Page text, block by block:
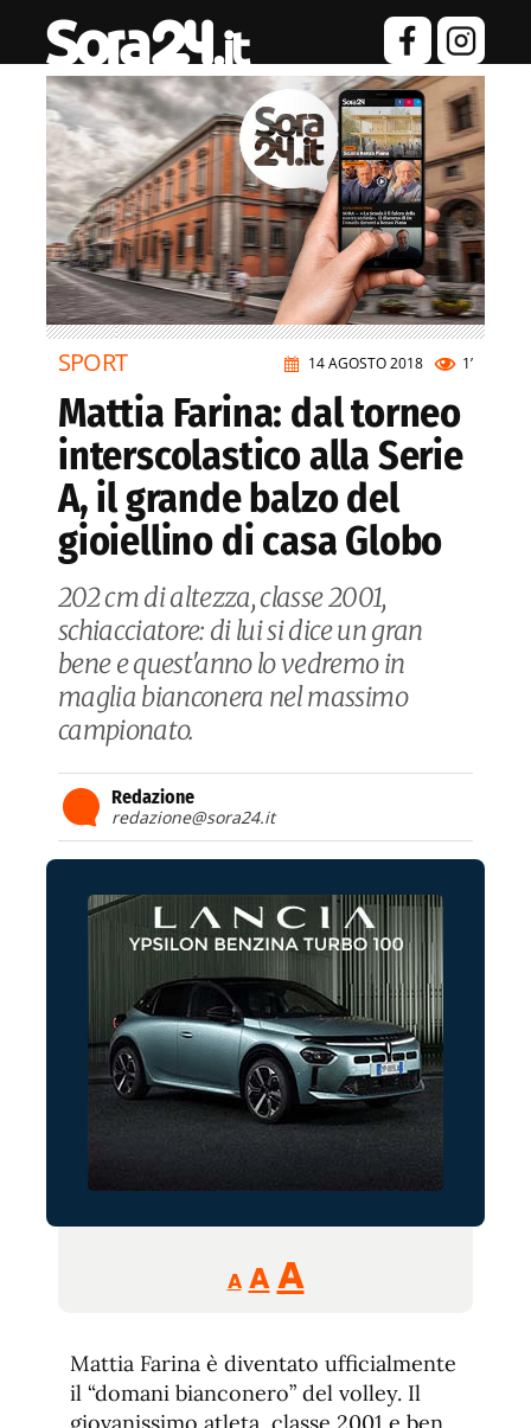
14 AGOSTO 2018 1’
SPORT
Mattia Farina: dal torneo
interscolastico alla Serie
A, il grande balzo del
gioiellino di casa Globo
202 cm di altezza, classe 2001,
schiacciatore: di lui si dice un gran
bene e quest'anno lo vedremo in
maglia bianconera nel massimo
campionato.
Redazione
redazione@sora24.it
A
Reducir
tamaño
A Restablecer
de
fuente
AAumentar
de
Mattia Farina è diventato ufficialmente
il “domani bianconero” del volley. Il